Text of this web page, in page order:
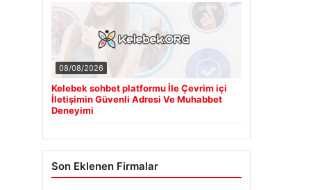
08/08/2026
Kelebek sohbet platformu İle Çevrim içi
İletişimin Güvenli Adresi Ve Muhabbet
Deneyimi
Son Eklenen Firmalar